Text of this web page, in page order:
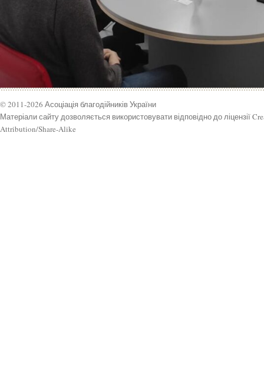
© 2011-2026 Асоціація благодійників України
Матеріали сайту дозволяється використовувати відповідно до ліцензії
Attribution/Share-Alike